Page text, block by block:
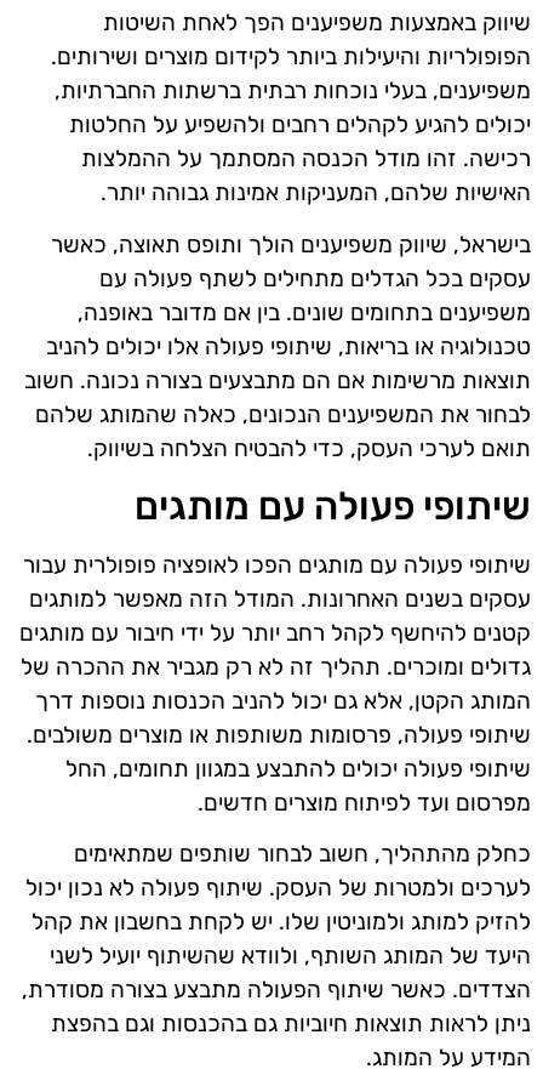
שיווק באמצעות משפיענים הפך לאחת השיטות
הפופולריות והיעילות ביותר לקידום מוצרים ושירותים.
משפיענים, בעלי נוכחות רבתית ברשתות החברתיות,
יכולים להגיע לקהלים רחבים ולהשפיע על החלטות
רכישה. זהו מודל הכנסה המסתמך על ההמלצות
האישיות שלהם, המעניקות אמינות גבוהה יותר.
בישראל, שיווק משפיענים הולך ותופס תאוצה, כאשר
עסקים בכל הגדלים מתחילים לשתף פעולה עם
משפיענים בתחומים שונים. בין אם מדובר באופנה,
טכנולוגיה או בריאות, שיתופי פעולה אלו יכולים להניב
תוצאות מרשימות אם הם מתבצעים בצורה נכונה. חשוב
לבחור את המשפיענים הנכונים, כאלה שהמותג שלהם
תואם לערכי העסק, כדי להבטיח הצלחה בשיווק.
שיתופי פעולה עם מותגים
שיתופי פעולה עם מותגים הפכו לאופציה פופולרית עבור
עסקים בשנים האחרונות. המודל הזה מאפשר למותגים
קטנים להיחשף לקהל רחב יותר על ידי חיבור עם מותגים
גדולים ומוכרים. תהליך זה לא רק מגביר את ההכרה של
המותג הקטן, אלא גם יכול להניב הכנסות נוספות דרך
שיתופי פעולה, פרסומות משותפות או מוצרים משולבים.
שיתופי פעולה יכולים להתבצע במגוון תחומים, החל
מפרסום ועד לפיתוח מוצרים חדשים.
כחלק מהתהליך, חשוב לבחור שותפים שמתאימים
לערכים ולמטרות של העסק. שיתוף פעולה לא נכון יכול
להזיק למותג ולמוניטין שלו. יש לקחת בחשבון את קהל
היעד של המותג השותף, ולוודא שהשיתוף יועיל לשני
הצדדים. כאשר שיתוף הפעולה מתבצע בצורה מסודרת,
ניתן לראות תוצאות חיוביות גם בהכנסות וגם בהפצת
המידע על המותג.